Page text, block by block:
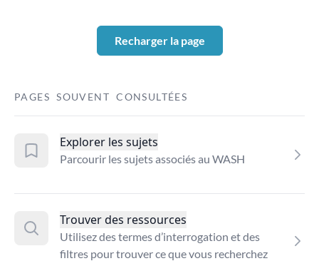
Recharger la page
PAGES SOUVENT CONSULTÉES
Explorer les sujets
Parcourir les sujets associés au WASH
Trouver des ressources
Utilisez des termes d’interrogation et des
filtres pour trouver ce que vous recherchez